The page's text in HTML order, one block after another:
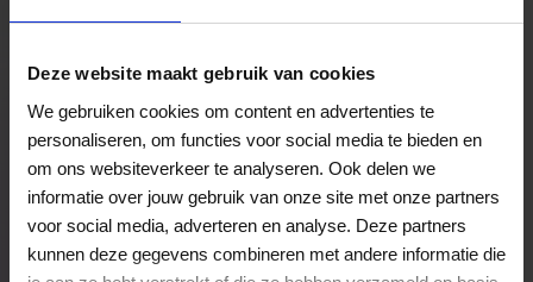
Deze website maakt gebruik van cookies
We gebruiken cookies om content en advertenties te
personaliseren, om functies voor social media te bieden en
om ons websiteverkeer te analyseren. Ook delen we
informatie over jouw gebruik van onze site met onze partners
voor social media, adverteren en analyse. Deze partners
kunnen deze gegevens combineren met andere informatie die
Kan ik het saldo in delen besteden?
Ja, je mag het saldo van je VVV
cadeaukaart in delen uitgeven.
Hoelang blijft mijn saldo geldig?